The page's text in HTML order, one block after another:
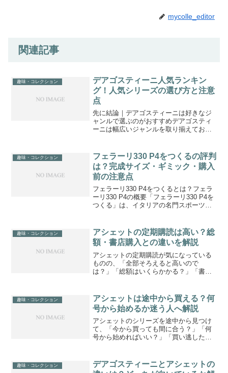
mycolle_editor
関連記事
趣味・コレクション
デアゴスティーニ人気ランキン
グ！人気シリーズの選び方と注意
点
先に結論｜デアゴスティーニは好きなジ
ャンルで選ぶのがおすすめデアゴスティ
ーニは幅広いジャンルを取り揃えてお
百科」や「パートワーク」という形式
で、少しずつコレクションを完...
趣味・コレクション
フェラーリ330 P4をつくるの評判
は？完成サイズ・ギミック・購入
前の注意点
フェラーリ330 P4をつくるとは？フェラ
ーリ330 P4の概要「フェラーリ330 P4を
つくる」は、イタリアの名門スポーツカ
す。圧倒的な精密性で人気の高いこの...
趣味・コレクション
アシェットの定期購読は高い？総
額・書店購入との違いを解説
アシェットの定期購読が気になっている
ものの、「全部そろえると高いので
は？」「総額はいくらかかる？」「書店
冊子やパーツ、付録を集めながら楽しめ
る分冊百科・コレクションシリ...
趣味・コレクション
アシェットは途中から買える？何
号から始めるか迷う人へ解説
アシェットのシリーズを途中から見つけ
て、「今から買っても間に合う？」「何
号から始めればいい？」「買い逃した号
子やパーツ、付録を集めて楽しむ分冊百
科・コレクションシリーズ...
趣味・コレクション
デアゴスティーニとアシェットの